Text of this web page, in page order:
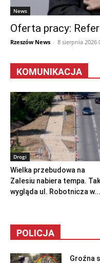
News
Oferta pracy:
Rzeszów News - 8 sierpnia 2026
KOMUNIKACJA
Drogi
Wielka przebudowa na
Zalesiu nabiera tempa. Tak
wygląda ul. Robotnicza w...
POLICJA
Groźna